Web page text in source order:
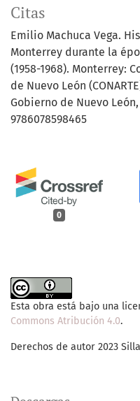
0
Citas
Emilio Machuca Vega.
Monterrey durante la
(1958-1968). Monterrey:
de Nuevo León
Gobierno de Nuevo León,
9786078598465
Esta obra está bajo una
Commons Atribución 4.0.
Derechos de autor 2023